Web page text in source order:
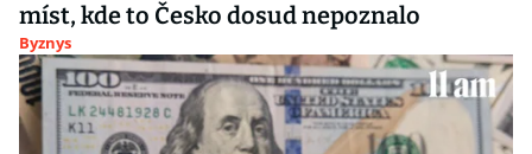
míst, kde to Česko dosud nepoznalo
Byznys